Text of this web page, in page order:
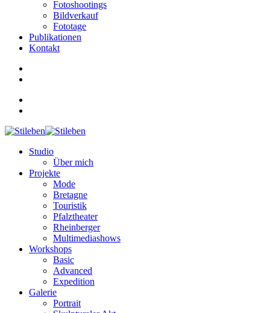
Fotoshootings
Bildverkauf
Fototage
Publikationen
Kontakt
Studio
Über mich
Projekte
Mode
Bretagne
Touristik
Pfalztheater
Rheinberger
Multimediashows
Workshops
Basic
Advanced
Expedition
Galerie
Portrait